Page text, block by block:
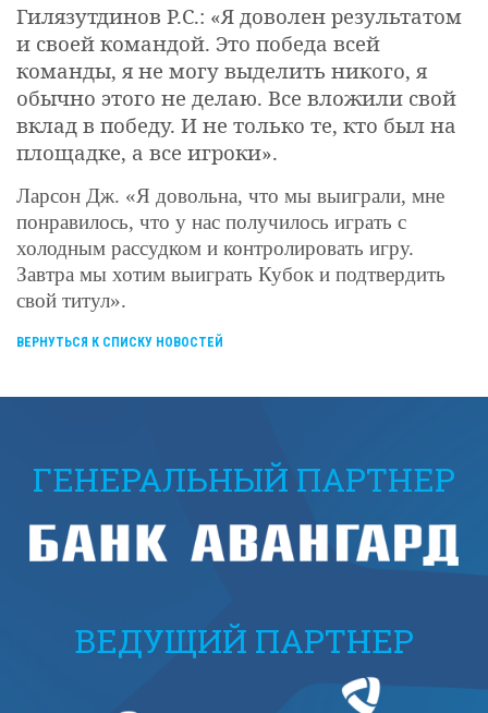
Гилязутдинов Р.С.: «Я доволен результатом
и своей командой. Это победа всей
команды, я не могу выделить никого, я
обычно этого не делаю. Все вложили свой
вклад в победу. И не только те, кто был на
площадке, а все игроки».
Ларсон Дж. «Я довольна, что мы выиграли, мне
понравилось, что у нас получилось играть с
холодным рассудком и контролировать игру.
Завтра мы хотим выиграть Кубок и подтвердить
свой титул».
ВЕРНУТЬСЯ К СПИСКУ НОВОСТЕЙ
ГЕНЕРАЛЬНЫЙ ПАРТНЕР
ВЕДУЩИЙ ПАРТНЕР